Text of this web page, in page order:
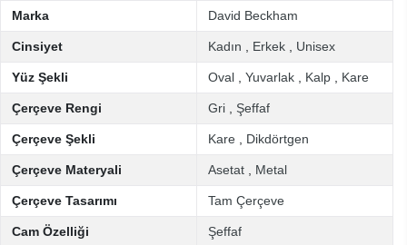
Marka David Beckham
Cinsiyet Kadın Erkek Unisex
Yüz Şekli Oval Yuvarlak Kalp Kare
Çerçeve Rengi Gri Şeffaf
Çerçeve Şekli Kare Dikdörtgen
Çerçeve Materyali Asetat Metal
Çerçeve Tasarımı Tam Çerçeve
Cam Özelliği Şeffaf